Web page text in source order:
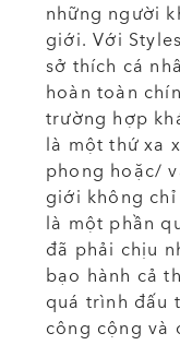
những người
giới. Với
sở thích cá
hoàn toàn
trường hợp
là một thứ xa
phong hoặc/
giới không chỉ
là một phần
đã phải chịu
bạo hành cả
quá trình đấu
công cộng và